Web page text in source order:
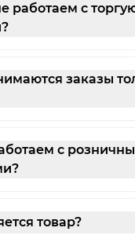
работаем с
заказы
с
товар?